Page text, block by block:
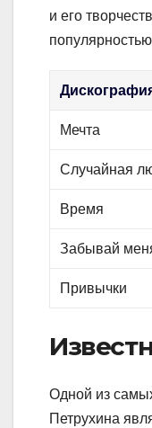
и его
Мечта
Случайная
Время
Забывай
Привычки
Одной из
Петрухина